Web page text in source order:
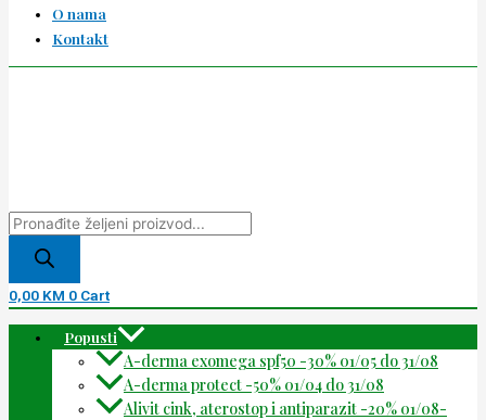
O nama
Kontakt
0,00 KM 0 Cart
Popusti
A-derma exomega spf50 -30% 01/05 do 31/08
A-derma protect -50% 01/04 do 31/08
Alivit cink, aterostop i antiparazit -20% 01/08-